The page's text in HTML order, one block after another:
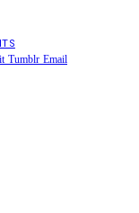
Tumblr Email